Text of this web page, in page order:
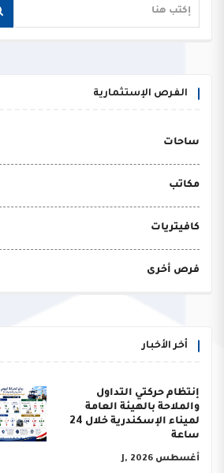
الفرص الإستثمارية
ساحات
مكاتب
كافيتريات
فرص أخرى
أخر الأخبار
إنتظام حركتي التداول
والملاحة بالهيئة العامة
لميناء الإسكندرية خلال 24
ساعة
أغسطس J, 2026